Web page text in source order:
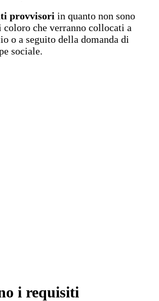
provvisori in quanto non sono
coloro che verranno collocati a
o a seguito della domanda di
sociale.
i requisiti